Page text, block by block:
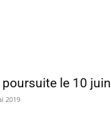
poursuite le 10 juin
2019